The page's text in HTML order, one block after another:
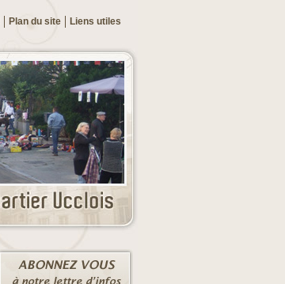
Liens utiles
Plan du site